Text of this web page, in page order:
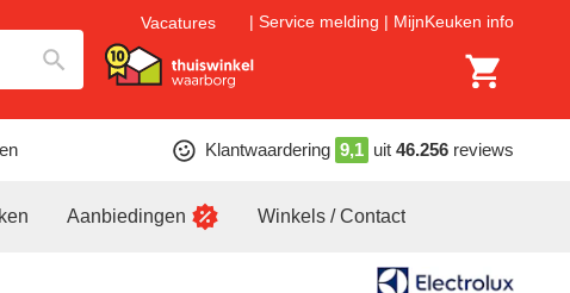
Vacatures Service melding MijnKeuken info
Klantwaardering 9,1 uit 46.256 reviews
Aanbiedingen Winkels / Contact